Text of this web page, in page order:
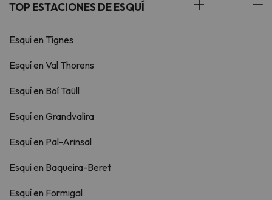
TOP ESTACIONES DE ESQUÍ
Esquí en Tignes
Esquí en Val Thorens
Esquí en Boí Taüll
Esquí en Grandvalira
Esquí en Pal-Arinsal
Esquí en Baqueira-Beret
Esquí en Formigal